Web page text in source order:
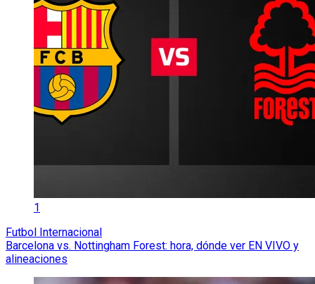
1
Futbol Internacional
Barcelona vs. Nottingham Forest: hora, dónde ver EN VIVO y
alineaciones